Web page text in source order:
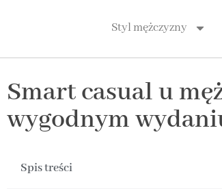
Styl mężczyzny
Smart casual u
wygodnym
Spis treści